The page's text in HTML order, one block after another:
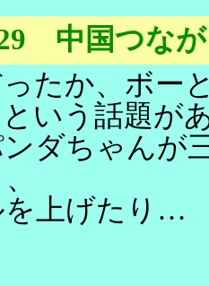
中国つな
ったか、ボー
いう話題が
ダちゃんが
を上げたり…